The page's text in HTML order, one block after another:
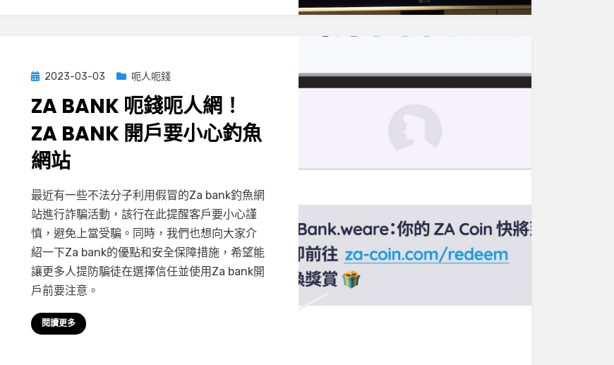
魚
SMS
呃
信
Posted
2023-03-03 呃人呃錢
ZA BANK 呃錢呃人網！
ZA BANK 開戶要小心釣魚
網站
by小編
在
〈ZA
Bank
呃
人
網！
有 3 則留言
最近有一些不法分子利用假冒的Za bank釣魚網
站進行詐騙活動，該行在此提醒客戶要小心謹
慎，避免上當受騙。同時，我們也想向大家介
紹一下Za bank的優點和安全保障措施，希望能
讓更多人提防騙徒在選擇信任並使用Za bank開
戶前要注意。
閱讀更多